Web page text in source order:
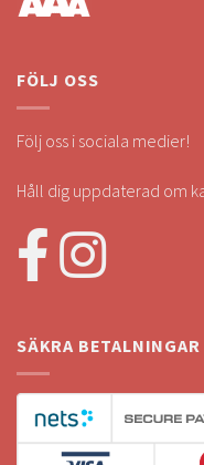
FÖLJ OSS
Följ oss i sociala medier!
Håll dig uppdaterad om
SÄKRA BETALNINGAR